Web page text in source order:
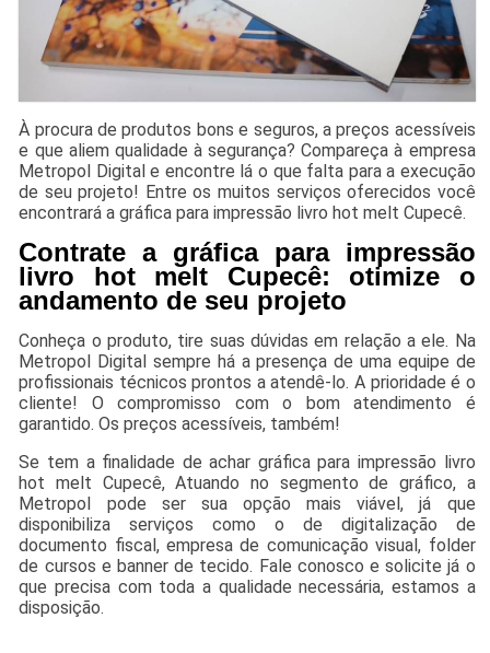
À procura de produtos bons e seguros, a preços acessíveis
e que aliem qualidade à segurança? Compareça à empresa
Metropol Digital e encontre lá o que falta para a execução
de seu projeto! Entre os muitos serviços oferecidos você
encontrará a gráfica para impressão livro hot melt Cupecê.
Contrate a gráfica para impressão
livro hot melt Cupecê: otimize o
andamento de seu projeto
Conheça o produto, tire suas dúvidas em relação a ele. Na
Metropol Digital sempre há a presença de uma equipe de
profissionais técnicos prontos a atendê-lo. A prioridade é o
cliente! O compromisso com o bom atendimento é
garantido. Os preços acessíveis, também!
Se tem a finalidade de achar gráfica para impressão livro
hot melt Cupecê, Atuando no segmento de gráfico, a
Metropol pode ser sua opção mais viável, já que
disponibiliza serviços como o de digitalização de
documento fiscal, empresa de comunicação visual, folder
de cursos e banner de tecido. Fale conosco e solicite já o
que precisa com toda a qualidade necessária, estamos a
disposição.